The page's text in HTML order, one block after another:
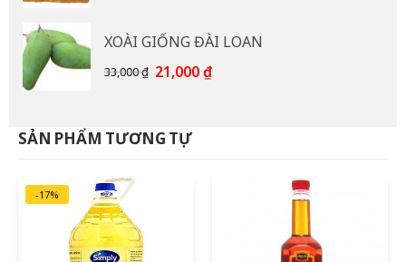
15,000 ₫.là:
12,000 ₫.
XOÀI GIỐNG ĐÀI LOAN
33,000₫ Giá
33,000 ₫.
21,000₫Giá
SẢN PHẨM TƯƠNG TỰ
-17%